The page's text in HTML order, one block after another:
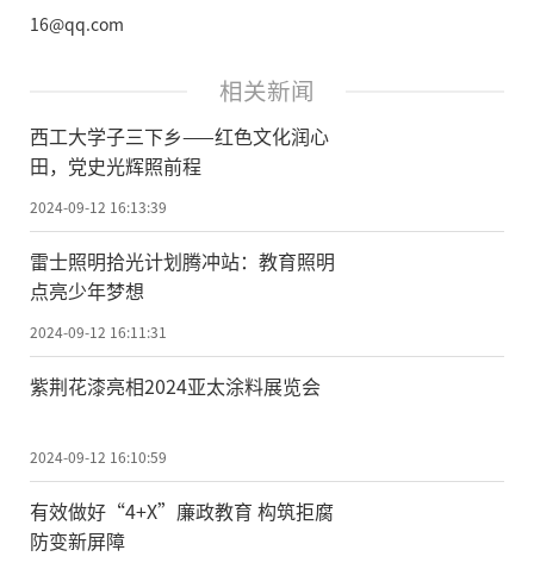
16@qq.com
相关新闻
西工大学子三下乡——红色文化润心
田，党史光辉照前程
2024-09-12 16:13:39
雷士照明拾光计划腾冲站：教育照明
点亮少年梦想
2024-09-12 16:11:31
紫荆花漆亮相2024亚太涂料展览会
2024-09-12 16:10:59
有效做好“4+X”廉政教育 构筑拒腐
防变新屏障